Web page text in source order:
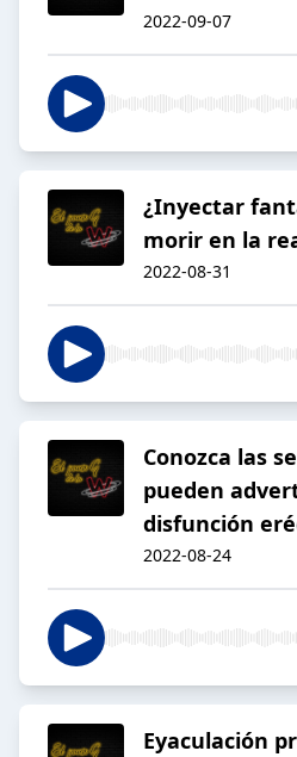
2022-09-07
¿Inyectar
morir en la
2022-08-31
Conozca las
pueden
disfunción
2022-08-24
Eyaculación